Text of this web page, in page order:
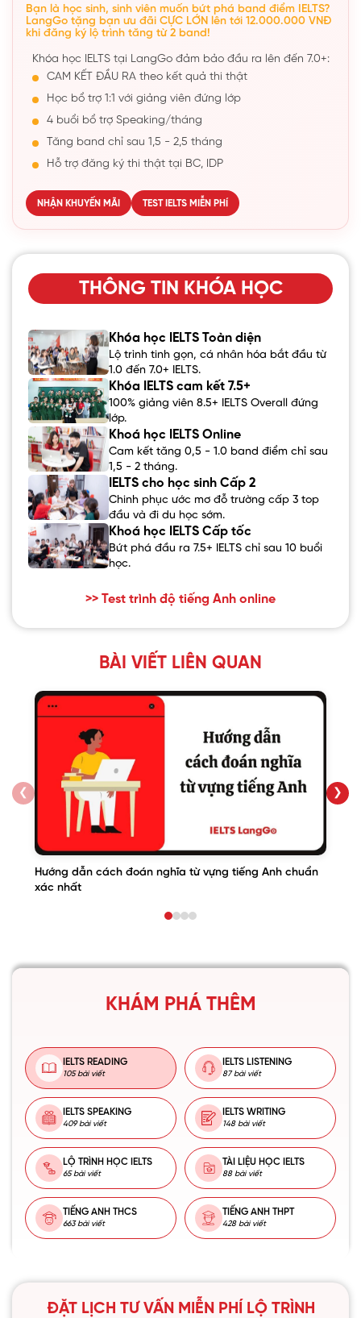
Bạn là học sinh, sinh viên muốn bứt phá band điểm IELTS?
LangGo tặng bạn ưu đãi CỰC LỚN lên tới 12.000.000 VNĐ
khi đăng ký lộ trình tăng từ 2 band!
Khóa học IELTS tại LangGo đảm bảo đầu ra lên đến 7.0+:
CAM KẾT ĐẦU RA theo kết quả thi thật
Học bổ trợ 1:1 với giảng viên đứng lớp
4 buổi bổ trợ Speaking/tháng
Tăng band chỉ sau 1,5 - 2,5 tháng
Hỗ trợ đăng ký thi thật tại BC, IDP
NHẬN KHUYẾN MÃI TEST IELTS MIỄN PHÍ
THÔNG TIN KHÓA HỌC
Khóa học IELTS Toàn diện
Lộ trình tinh gọn, cá nhân hóa bắt đầu từ
1.0 đến 7.0+ IELTS.
Khóa IELTS cam kết 7.5+
100% giảng viên 8.5+ IELTS Overall đứng
lớp.
Khoá học IELTS Online
Cam kết tăng 0,5 - 1.0 band điểm chỉ sau
1,5 - 2 tháng.
IELTS cho học sinh Cấp 2
Chinh phục ước mơ đỗ trường cấp 3 top
đầu và đi du học sớm.
Khoá học IELTS Cấp tốc
Bứt phá đầu ra 7.5+ IELTS chỉ sau 10 buổi
học.
>> Test trình độ tiếng Anh online
BÀI VIẾT LIÊN QUAN
❮
Hướng dẫn cách đoán nghĩa từ vựng tiếng Anh chuẩn
xác nhất
❯
KHÁM PHÁ THÊM
IELTS READING
105 bài viết
IELTS LISTENING
87 bài viết
IELTS SPEAKING
409 bài viết
IELTS WRITING
148 bài viết
LỘ TRÌNH HỌC IELTS
65 bài viết
TÀI LIỆU HỌC IELTS
88 bài viết
TIẾNG ANH THCS
663 bài viết
TIẾNG ANH THPT
428 bài viết
ĐẶT LỊCH TƯ VẤN MIỄN PHÍ LỘ TRÌNH